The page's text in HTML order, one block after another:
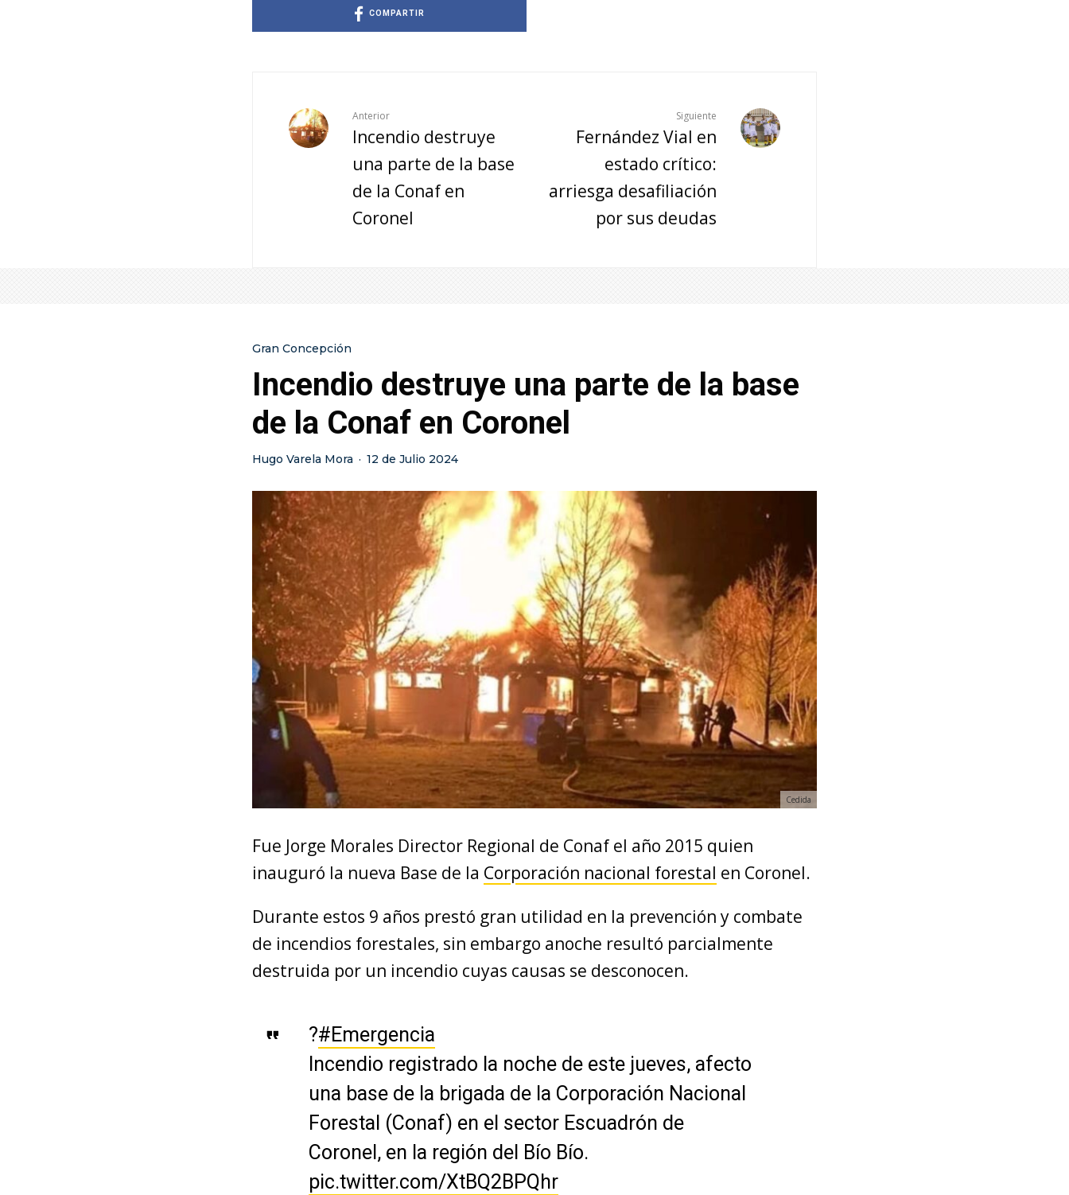
COMPARTIR
Anterior
Incendio destruye
una parte de la base
de la Conaf en
Coronel
Siguiente
Fernández Vial en
estado crítico:
arriesga desafiliación
por sus deudas
Gran Concepción
Incendio destruye una parte de la base
de la Conaf en Coronel
Hugo Varela Mora · 12 de Julio 2024
Cedida
Fue Jorge Morales Director Regional de Conaf el año 2015 quien
inauguró la nueva Base de la Corporación nacional forestal en Coronel.
Durante estos 9 años prestó gran utilidad en la prevención y combate
de incendios forestales, sin embargo anoche resultó parcialmente
destruida por un incendio cuyas causas se desconocen.
?#Emergencia
Incendio registrado la noche de este jueves, afecto
una base de la brigada de la Corporación Nacional
Forestal (Conaf) en el sector Escuadrón de
Coronel, en la región del Bío Bío.
pic.twitter.com/XtBQ2BPQhr